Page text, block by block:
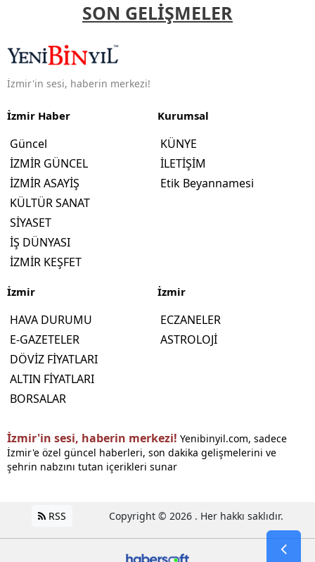
SON GELİŞMELER
İzmir'in sesi, haberin merkezi!
İzmir Haber
Güncel
İZMİR GÜNCEL
İZMİR ASAYİŞ
KÜLTÜR SANAT
SİYASET
İŞ DÜNYASI
İZMİR KEŞFET
Kurumsal
KÜNYE
İLETİŞİM
Etik Beyannamesi
İzmir
HAVA DURUMU
E-GAZETELER
DÖVİZ FİYATLARI
ALTIN FİYATLARI
BORSALAR
İzmir
ECZANELER
ASTROLOJİ
İzmir'in sesi, haberin merkezi! Yenibinyil.com, sadece
İzmir'e özel güncel haberleri, son dakika gelişmelerini ve
şehrin nabzını tutan içerikleri sunar
RSS Copyright © 2026 . Her hakkı saklıdır.